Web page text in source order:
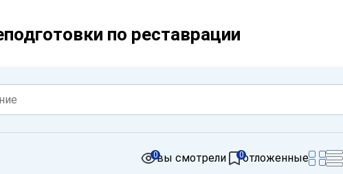
по реставрации
вы смотрели
0 отложенные
0